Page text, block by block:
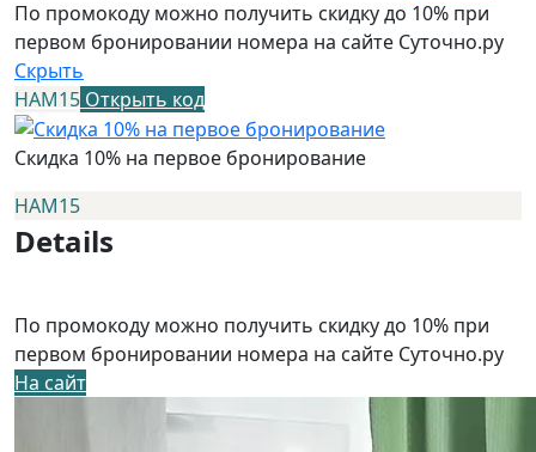
По промокоду можно получить скидку до 10% при
первом бронировании номера на сайте Суточно.ру
Скрыть
НАМ15 Открыть код
Скидка 10% на первое бронирование
НАМ15
Details
По промокоду можно получить скидку до 10% при
первом бронировании номера на сайте Суточно.ру
На сайт